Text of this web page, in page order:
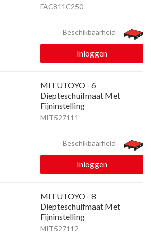
FAC811C250
Beschikbaarheid
Inloggen
MITUTOYO - 6
Diepteschuifmaat Met
Fijninstelling
MIT527111
Beschikbaarheid
Inloggen
MITUTOYO - 8
Diepteschuifmaat Met
Fijninstelling
MIT527112